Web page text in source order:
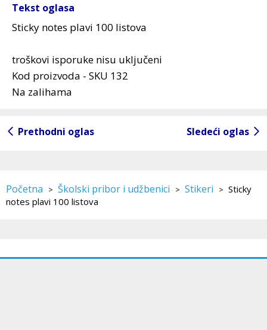
Tekst oglasa
Sticky notes plavi 100 listova
troškovi isporuke nisu uključeni
Kod proizvoda - SKU 132
Na zalihama
Prethodni oglas Sledeći oglas
Početna > Školski pribor i udžbenici > Stikeri > Sticky
notes plavi 100 listova